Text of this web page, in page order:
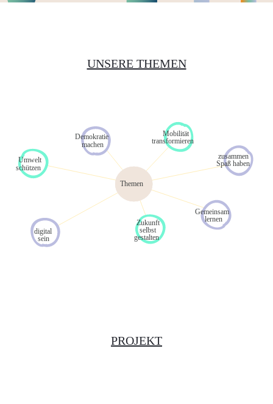
UNSERE THEMEN
PROJEKT